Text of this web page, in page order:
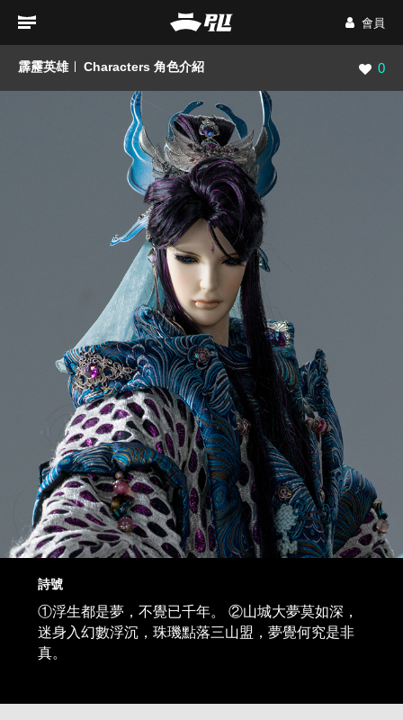
會員
霹靂英雄 Characters 角色介紹 瀏覽
0
詩號
①浮生都是夢，不覺已千年。 ②山城大夢莫如深，
迷身入幻數浮沉，珠璣點落三山盟，夢覺何究是非
真。